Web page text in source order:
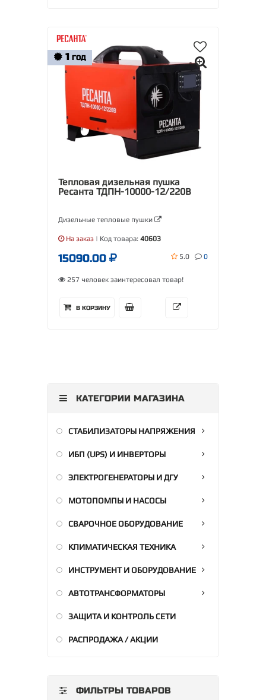
1 ГОД
Тепловая дизельная пушка
Ресанта ТДПН-10000-12/220В
Дизельные тепловые пушки
На заказ | Код товара: 40603
15090.00 5.0 0
257 человек заинтересовал товар!
В КОРЗИНУ
КАТЕГОРИИ МАГАЗИНА
СТАБИЛИЗАТОРЫ НАПРЯЖЕНИЯ
ИБП (UPS) И ИНВЕРТОРЫ
ЭЛЕКТРОГЕНЕРАТОРЫ И ДГУ
МОТОПОМПЫ И НАСОСЫ
СВАРОЧНОЕ ОБОРУДОВАНИЕ
КЛИМАТИЧЕСКАЯ ТЕХНИКА
ИНСТРУМЕНТ И ОБОРУДОВАНИЕ
АВТОТРАНСФОРМАТОРЫ
ЗАЩИТА И КОНТРОЛЬ СЕТИ
РАСПРОДАЖА / АКЦИИ
ФИЛЬТРЫ ТОВАРОВ